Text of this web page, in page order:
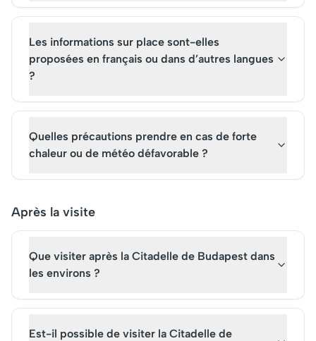
Les informations sur place sont-elles
proposées en français ou dans d’autres langues
?
Quelles précautions prendre en cas de forte
chaleur ou de météo défavorable ?
Après la visite
Que visiter après la Citadelle de Budapest dans
les environs ?
Est-il possible de visiter la Citadelle de